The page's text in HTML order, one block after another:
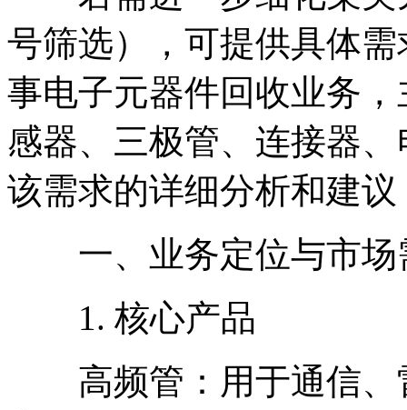
号筛选），可提供具体
事电子元器件回收业务
感器、三极管、连接器
该需求的详细分析和建议
一、业务定位与市场
1. 核心产品
高频管：用于通信、